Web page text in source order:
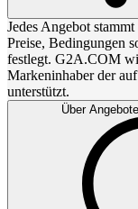
Jedes Angebot
Preise, Bedingungen
festlegt. G2A.COM
Markeninhaber der
unterstützt.
Über